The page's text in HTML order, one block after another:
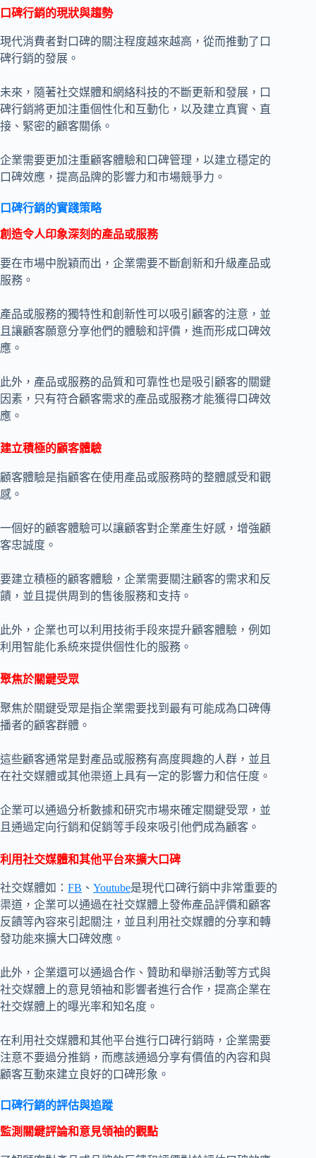
口碑行銷的現狀與趨勢
現代消費者對口碑的關注程度越來越高，從而推動了口
碑行銷的發展。
未來，隨著社交媒體和網絡科技的不斷更新和發展，口
碑行銷將更加注重個性化和互動化，以及建立真實、直
接、緊密的顧客關係。
企業需要更加注重顧客體驗和口碑管理，以建立穩定的
口碑效應，提高品牌的影響力和市場競爭力。
口碑行銷的實踐策略
創造令人印象深刻的產品或服務
要在市場中脫穎而出，企業需要不斷創新和升級產品或
服務。
產品或服務的獨特性和創新性可以吸引顧客的注意，並
且讓顧客願意分享他們的體驗和評價，進而形成口碑效
應。
此外，產品或服務的品質和可靠性也是吸引顧客的關鍵
因素，只有符合顧客需求的產品或服務才能獲得口碑效
應。
建立積極的顧客體驗
顧客體驗是指顧客在使用產品或服務時的整體感受和觀
感。
一個好的顧客體驗可以讓顧客對企業產生好感，增強顧
客忠誠度。
要建立積極的顧客體驗，企業需要關注顧客的需求和反
饋，並且提供周到的售後服務和支持。
此外，企業也可以利用技術手段來提升顧客體驗，例如
利用智能化系統來提供個性化的服務。
聚焦於關鍵受眾
聚焦於關鍵受眾是指企業需要找到最有可能成為口碑傳
播者的顧客群體。
這些顧客通常是對產品或服務有高度興趣的人群，並且
在社交媒體或其他渠道上具有一定的影響力和信任度。
企業可以通過分析數據和研究市場來確定關鍵受眾，並
且通過定向行銷和促銷等手段來吸引他們成為顧客。
利用社交媒體和其他平台來擴大口碑
社交媒體如： FB 、 Youtube是現代口碑行銷中非常重要的
渠道，企業可以通過在社交媒體上發佈產品評價和顧客
反饋等內容來引起關注，並且利用社交媒體的分享和轉
發功能來擴大口碑效應。
此外，企業還可以通過合作、贊助和舉辦活動等方式與
社交媒體上的意見領袖和影響者進行合作，提高企業在
社交媒體上的曝光率和知名度。
在利用社交媒體和其他平台進行口碑行銷時，企業需要
注意不要過分推銷，而應該通過分享有價值的內容和與
顧客互動來建立良好的口碑形象。
口碑行銷的評估與追蹤
監測關鍵評論和意見領袖的觀點